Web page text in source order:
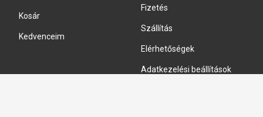
Kosár
Kedvenceim
Fizetés
Szállítás
Elérhetőségek
Adatkezelési beállítások